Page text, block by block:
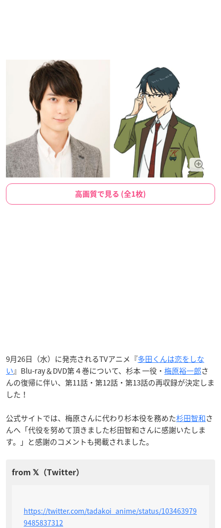
高画質で見る (全1枚)
9月26日（水）に発売されるTVアニメ『多田くんは恋をしな
い』Blu-ray＆DVD第４巻について、杉本 一役・ 梅原裕一郎さ
んの復帰に伴い、第11話・第12話・第13話の再収録が決定しま
した！
公式サイトでは、梅原さんに代わり杉本役を務めた杉田智和さ
んへ「代役を努めて頂きました杉田智和さんに感謝いたしま
す。」と感謝のコメントも掲載されました。
https://twitter.com/tadakoi_anime/status/103463979
9485837312